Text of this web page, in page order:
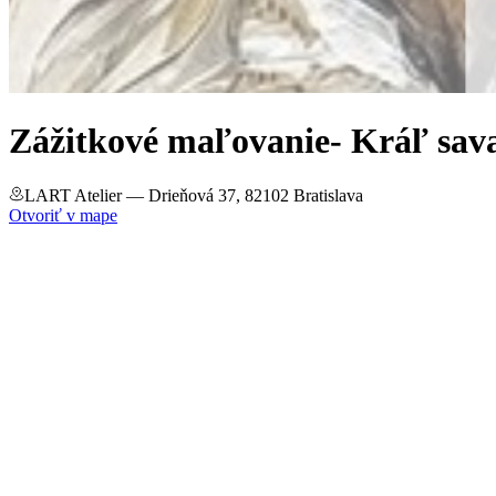
Zážitkové maľovanie- Kráľ
LART Atelier— Drieňová 37, 82102 Bratislava
Otvoriť v mape